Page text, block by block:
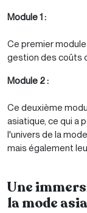
Module 1 :
Ce premier
gestion des coûts
Module 2 :
Ce deuxième
asiatique, ce qui a
l'univers de la
mais également
Une
la mode